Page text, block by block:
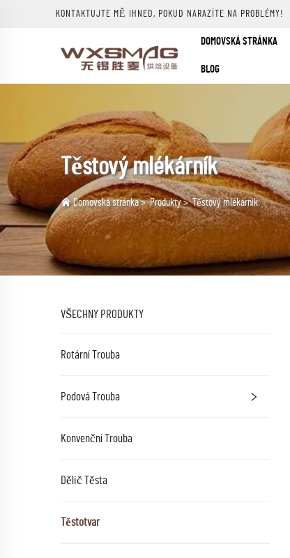
KONTAKTUJTE MĚ IHNED, POKUD NARAZÍTE NA PROBLÉMY!
DOMOVSKÁ STRÁNKA
BLOG
Těstový mlékárník
Domovská stránka>Produkty>Těstový mlékárník
VŠECHNY PRODUKTY
Rotární Trouba
Podová Trouba
Konvenční Trouba
Dělič Těsta
Těstotvar